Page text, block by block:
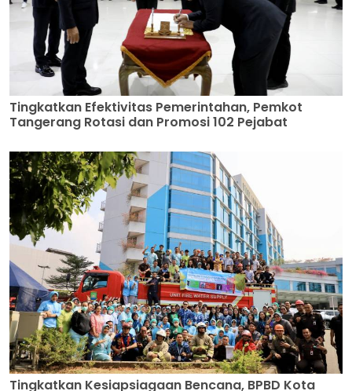
Tingkatkan Efektivitas Pemerintahan, Pemkot
Tangerang Rotasi dan Promosi 102 Pejabat
Tingkatkan Kesiapsiagaan Bencana, BPBD Kota